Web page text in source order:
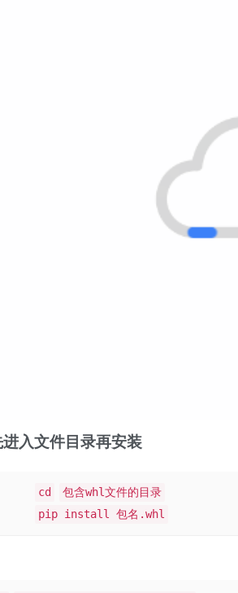
入文件目录再安装
cd
包含whl文件的目录
pip install 包名.whl